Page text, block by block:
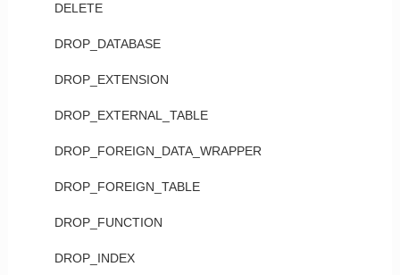
DELETE
DROP_DATABASE
DROP_EXTENSION
DROP_EXTERNAL_TABLE
DROP_FOREIGN_DATA_WRAPPER
DROP_FOREIGN_TABLE
DROP_FUNCTION
DROP_INDEX